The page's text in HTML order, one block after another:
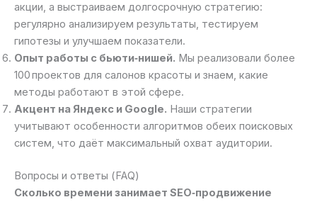
акции, а выстраиваем долгосрочную стратегию:
регулярно анализируем результаты, тестируем
гипотезы и улучшаем показатели.
Опыт работы с бьюти‑нишей. Мы реализовали более
100 проектов для салонов красоты и знаем, какие
методы работают в этой сфере.
Акцент на Яндекс и Google. Наши стратегии
учитывают особенности алгоритмов обеих поисковых
систем, что даёт максимальный охват аудитории.
Вопросы и ответы (FAQ)
Сколько времени занимает SEO‑продвижение